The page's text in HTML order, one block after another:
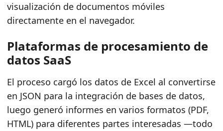
visualización de documentos móviles
directamente en el navegador.
Plataformas de procesamiento de
datos SaaS
El proceso cargó los datos de Excel al convertirse
en JSON para la integración de bases de datos,
luego generó informes en varios formatos (PDF,
HTML) para diferentes partes interesadas —todo